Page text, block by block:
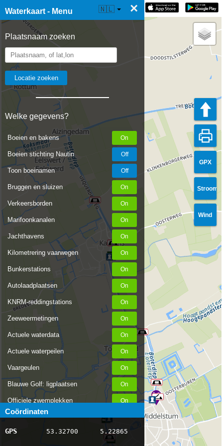
Waterkaart - Menu ×
Plaatsnaam zoeken
Welke gegevens?
Boeien en bakens
Boeien stichting Nautin
Toon boeinamen
Bruggen en sluizen
Verkeersborden
Marifoonkanalen
Jachthavens
Kilometrering vaarwegen
Bunkerstations
Autolaadplaatsen
KNRM-reddingstations
Zeeweermetingen
Actuele waterdata
Actuele waterpeilen
Vaargeulen
Blauwe Golf: ligplaatsen
Officiele zwemplekken
Stremmingen/hinder
AIS scheepsposities
Coördinaten
GPS 53.32700 5.22865
☰ Waterkaart Live 🇳🇱
GPX
Stroom
Wind